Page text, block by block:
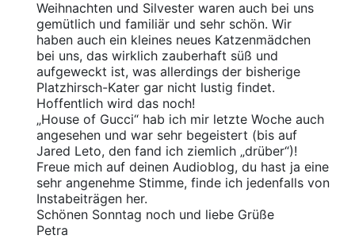
Weihnachten und Silvester waren auch bei uns
gemütlich und familiär und sehr schön. Wir
haben auch ein kleines neues Katzenmädchen
bei uns, das wirklich zauberhaft süß und
aufgeweckt ist, was allerdings der bisherige
Platzhirsch-Kater gar nicht lustig findet.
Hoffentlich wird das noch!
„House of Gucci“ hab ich mir letzte Woche auch
angesehen und war sehr begeistert (bis auf
Jared Leto, den fand ich ziemlich „drüber“)!
Freue mich auf deinen Audioblog, du hast ja eine
sehr angenehme Stimme, finde ich jedenfalls von
Instabeiträgen her.
Schönen Sonntag noch und liebe Grüße
Petra